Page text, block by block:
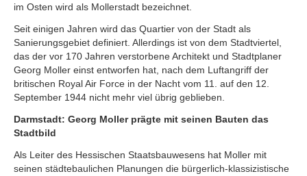
im Osten wird als Mollerstadt bezeichnet.
Seit einigen Jahren wird das Quartier von der Stadt als
Sanierungsgebiet definiert. Allerdings ist von dem Stadtviertel,
das der vor 170 Jahren verstorbene Architekt und Stadtplaner
Georg Moller einst entworfen hat, nach dem Luftangriff der
britischen Royal Air Force in der Nacht vom 11. auf den 12.
September 1944 nicht mehr viel übrig geblieben.
Darmstadt: Georg Moller prägte mit seinen Bauten das
Stadtbild
Als Leiter des Hessischen Staatsbauwesens hat Moller mit
seinen städtebaulichen Planungen die bürgerlich-klassizistische